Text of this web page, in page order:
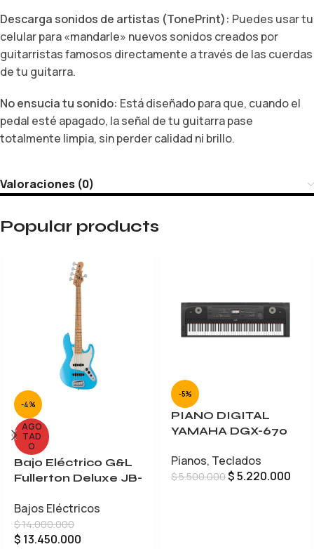
Descarga sonidos de artistas (TonePrint): Puedes usar tu
celular para «mandarle» nuevos sonidos creados por
guitarristas famosos directamente a través de las cuerdas
de tu guitarra.
No ensucia tu sonido: Está diseñado para que, cuando el
pedal esté apagado, la señal de tu guitarra pase
totalmente limpia, sin perder calidad ni brillo.
Valoraciones (0)
Popular products
-4%
AGO
TAD
O
Bajo Eléctrico G&L
Fullerton Deluxe JB-
Bajos Eléctricos
$14.000.000
$ 13.450.000
-5%
PIANO DIGITAL
YAMAHA DGX-670
Pianos, Teclados
$5.500.000$5.220.000